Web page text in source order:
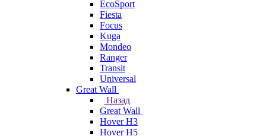
EcoSport
Fiesta
Focus
Kuga
Mondeo
Ranger
Transit
Universal
Great Wall
Назад
Great Wall
Hover H3
Hover H5